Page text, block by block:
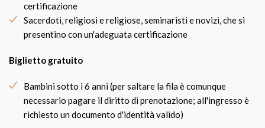
certificazione
Sacerdoti, religiosi e religiose, seminaristi e novizi, che si
presentino con un'adeguata certificazione
Biglietto gratuito
Bambini sotto i 6 anni (per saltare la fila è comunque
necessario pagare il diritto di prenotazione; all'ingresso è
richiesto un documento d'identità valido)